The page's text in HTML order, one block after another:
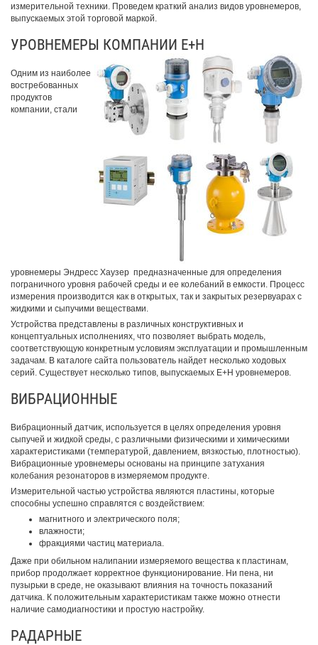
измерительной техники. Проведем краткий анализ видов уровнемеров,
выпускаемых этой торговой маркой.
УРОВНЕМЕРЫ КОМПАНИИ E+H
Одним из наиболее
востребованных
продуктов
компании, стали
уровнемеры Эндресс Хаузер предназначенные для определения
пограничного уровня рабочей среды и ее колебаний в емкости. Процесс
измерения производится как в открытых, так и закрытых резервуарах с
жидкими и сыпучими веществами.
Устройства представлены в различных конструктивных и
концептуальных исполнениях, что позволяет выбрать модель,
соответствующую конкретным условиям эксплуатации и промышленным
задачам. В каталоге сайта пользователь найдет несколько ходовых
серий. Существует несколько типов, выпускаемых E+H уровнемеров.
ВИБРАЦИОННЫЕ
Вибрационный датчик, используется в целях определения уровня
сыпучей и жидкой среды, с различными физическими и химическими
характеристиками (температурой, давлением, вязкостью, плотностью).
Вибрационные уровнемеры основаны на принципе затухания
колебания резонаторов в измеряемом продукте.
Измерительной частью устройства являются пластины, которые
способны успешно справлятся с воздействием:
магнитного и электрического поля;
влажности;
фракциями частиц материала.
Даже при обильном налипании измеряемого вещества к пластинам,
прибор продолжает корректное функционирование. Ни пена, ни
пузырьки в среде, не оказывают влияния на точность показаний
датчика. К положительным характеристикам также можно отнести
наличие самодиагностики и простую настройку.
РАДАРНЫЕ